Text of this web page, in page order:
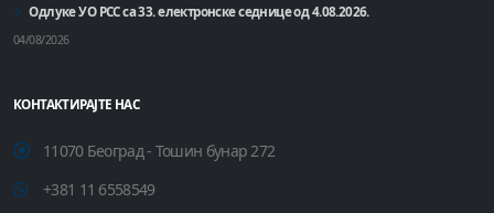
Одлуке УО РСС са 33. електронске седнице од 4.08.2026.
04/08/2026
КОНТАКТИРАЈТЕ НАС
11070 Београд - Тошин бунар 272
+381 11 6558549